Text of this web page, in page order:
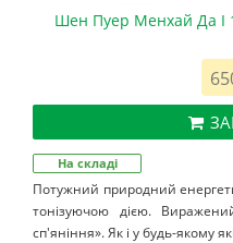
Шен Пуер Менхай Да І
На складі
Потужний природний
тонізуючою дією.
сп'яніння». Як і у будь-якому